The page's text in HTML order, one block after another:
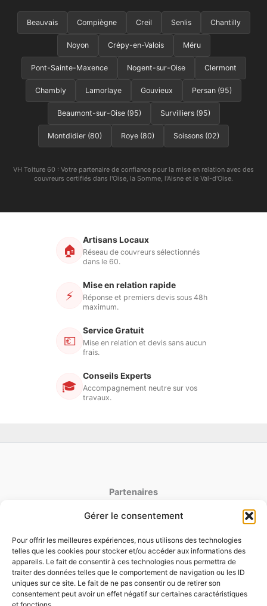
Gérer le consentement
Pour offrir les meilleures expériences, nous utilisons des technologies
telles que les cookies pour stocker et/ou accéder aux informations des
appareils. Le fait de consentir à ces technologies nous permettra de
traiter des données telles que le comportement de navigation ou les ID
uniques sur ce site. Le fait de ne pas consentir ou de retirer son
consentement peut avoir un effet négatif sur certaines caractéristiques
Beauvais Compiègne Creil Senlis Chantilly
Noyon Crépy-en-Valois Méru
Pont-Sainte-Maxence Nogent-sur-Oise Clermont
Chambly Lamorlaye Gouvieux Persan (95)
Beaumont-sur-Oise (95) Survilliers (95)
Montdidier (80) Roye (80) Soissons (02)
VH Toiture 60 : Votre partenaire de confiance pour la mise en relation avec des
couvreurs certifiés dans l'Oise, la Somme, l'Aisne et le Val-d'Oise.
🏠
Artisans Locaux
Réseau de couvreurs sélectionnés
dans le 60.
⚡
Mise en relation rapide
Réponse et premiers devis sous 48h
maximum.
💶
Service Gratuit
Mise en relation et devis sans aucun
frais.
🎓
Conseils Experts
Accompagnement neutre sur vos
travaux.
Partenaires
latoiturepro.fr
couverture-jdujardin.fr
Mentions Legales
Politique de cookies